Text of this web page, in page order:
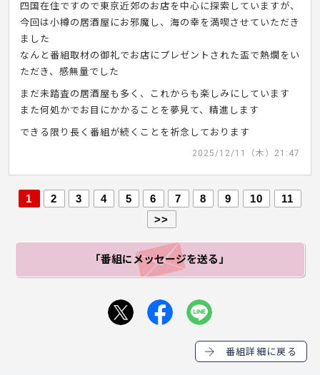
四国在住ですので東京近郊のお店を中心に探索していますが、
今回は小樽の居酒屋にお邪魔し、海の幸を満喫させていただき
ました
なんと番組取材の御礼でお店にプレゼントされた盃で熱燗をい
ただき、感無量でした
まだ未踏査の居酒屋も多く、これからも楽しみにしています
また何処かでお目にかかることを夢見て、精進します
できる限り長く番組が続くことを祈念しております
2025/12/11（木）21:47
1 2 3 4 5 6 7 8 9 10
11
>>
「番組にメッセージを送る」
番組詳細に戻る